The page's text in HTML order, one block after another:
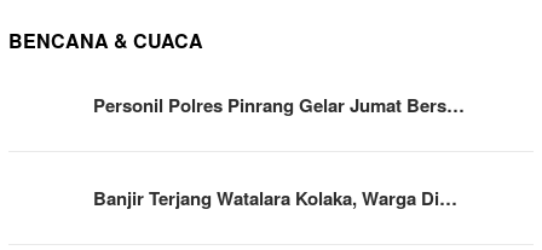
BENCANA & CUACA
Personil Polres Pinrang Gelar Jumat Bers…
Banjir Terjang Watalara Kolaka, Warga Di…